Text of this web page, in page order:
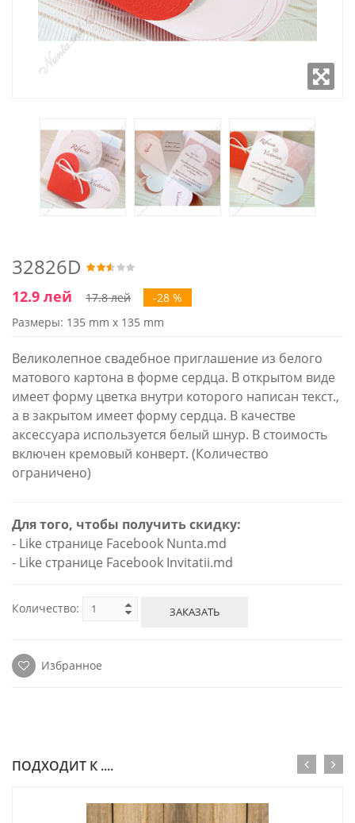
32826D
12.9 лей 17.8 лей
-28 %
Размеры: 135 mm x 135 mm
Великолепное свадебное приглашение из белого
матового картона в форме сердца. В открытом виде
имеет форму цветка внутри которого написан текст.,
а в закрытом имеет форму сердца. В качестве
аксессуара используется белый шнур. В стоимость
включен кремовый конверт. (Количество
ограничено)
Для того, чтобы получить скидку:
- Like странице Facebook Nunta.md
- Like странице Facebook Invitatii.md
Количество: ЗАКАЗАТЬ
Избранное
ПОДХОДИТ К ....